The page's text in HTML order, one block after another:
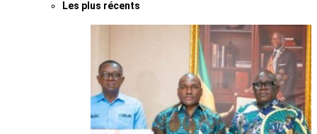
Les plus récents